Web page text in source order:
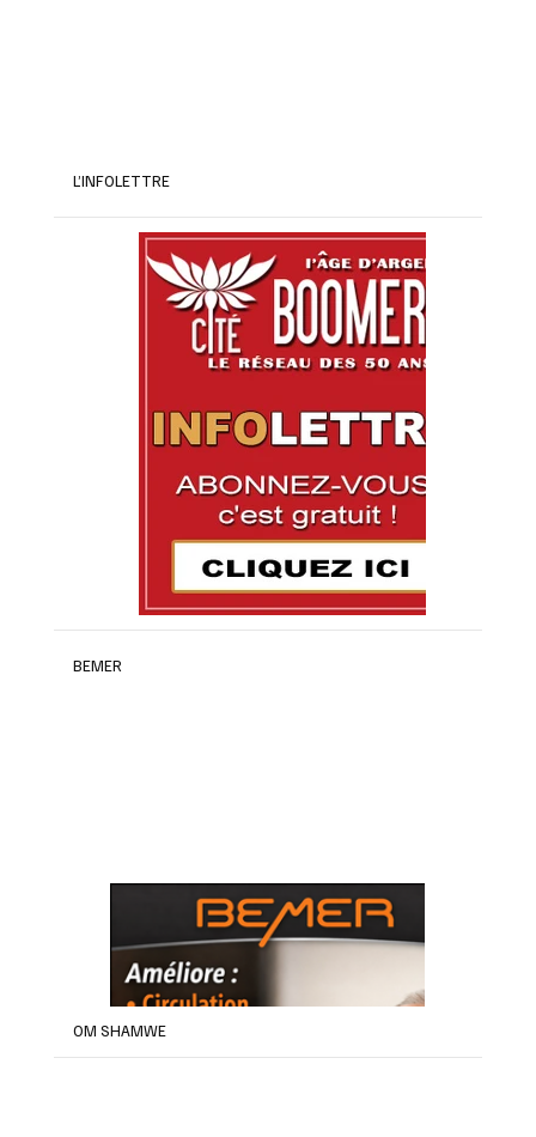
L’INFOLETTRE
BEMER
OM SHAMWE